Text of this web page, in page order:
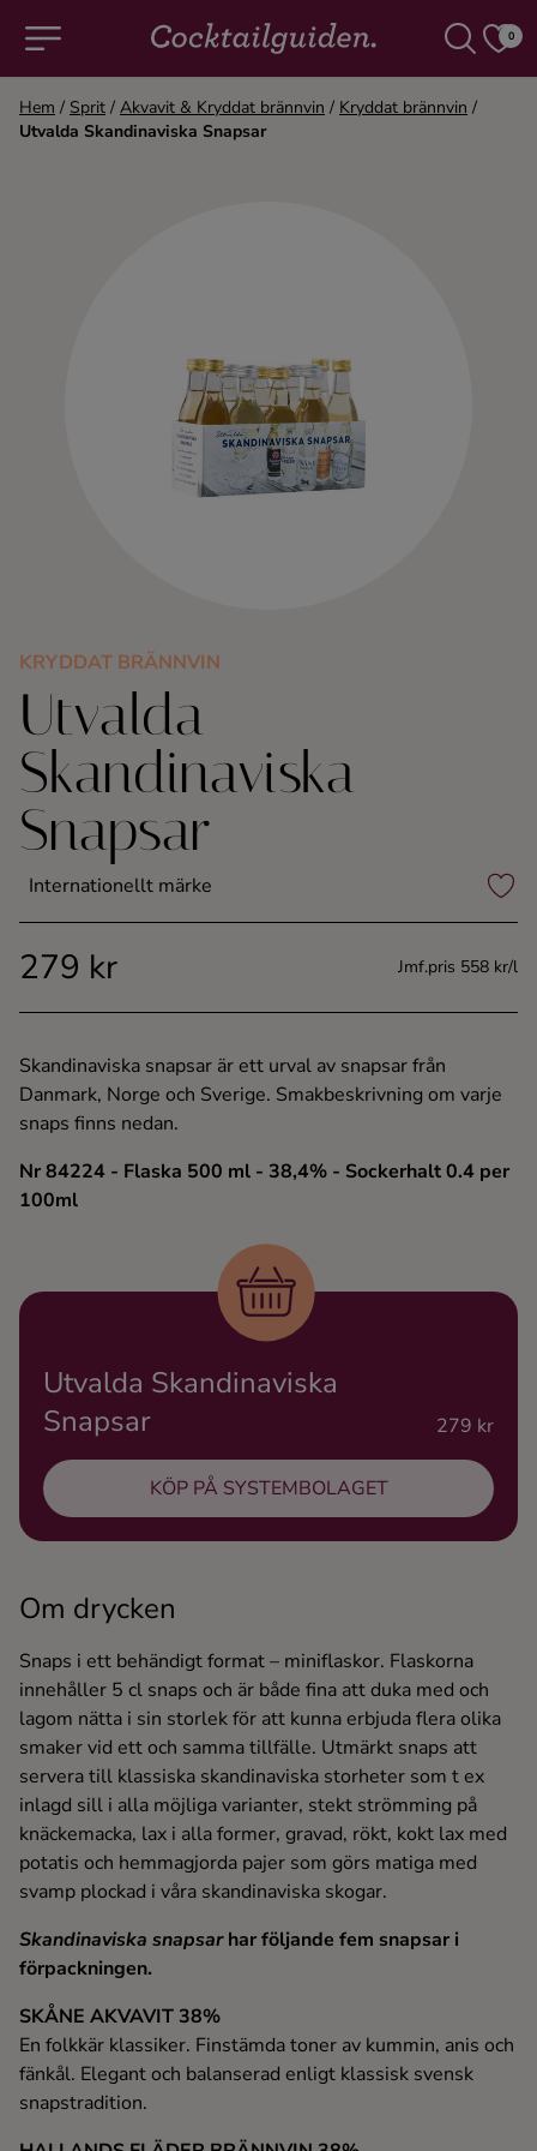
0
COCKTAILS & DRINKAR
Rom
Shots
Tequila
Vodka
Ingredienser
Hem / Sprit / Akvavit & Kryddat brännvin / Kryddat brännvin /
Utvalda Skandinaviska Snapsar
KRYDDAT BRÄNNVIN
Utvalda
Skandinaviska
Snapsar
Internationellt märke
279 kr Jmf.pris 558 kr/l
Skandinaviska snapsar är ett urval av snapsar från
Danmark, Norge och Sverige. Smakbeskrivning om varje
snaps finns nedan.
Nr 84224 - Flaska 500 ml - 38,4% - Sockerhalt 0.4 per
100ml
Om drycken
Snaps i ett behändigt format – miniflaskor. Flaskorna
innehåller 5 cl snaps och är både fina att duka med och
lagom nätta i sin storlek för att kunna erbjuda flera olika
smaker vid ett och samma tillfälle. Utmärkt snaps att
servera till klassiska skandinaviska storheter som t ex
inlagd sill i alla möjliga varianter, stekt strömming på
knäckemacka, lax i alla former, gravad, rökt, kokt lax med
potatis och hemmagjorda pajer som görs matiga med
svamp plockad i våra skandinaviska skogar.
Skandinaviska snapsarhar följande fem snapsar i
förpackningen.
SKÅNE AKVAVIT 38%
En folkkär klassiker. Finstämda toner av kummin, anis och
fänkål. Elegant och balanserad enligt klassisk svensk
snapstradition.
Utvalda Skandinaviska
Snapsar
279 kr
KÖP PÅ SYSTEMBOLAGET